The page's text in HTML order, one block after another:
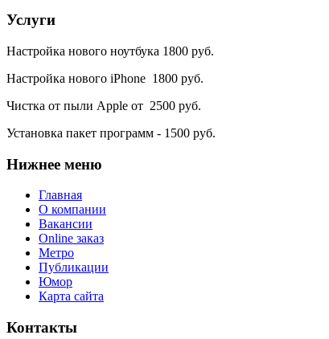
Услуги
Настройка нового ноутбука 1800 руб.
Настройка нового iPhone 1800 руб.
Чистка от пыли Apple от 2500 руб.
Установка пакет программ - 1500 руб.
Нижнее меню
Главная
О компании
Вакансии
Online заказ
Метро
Публикации
Юмор
Карта сайта
Контакты